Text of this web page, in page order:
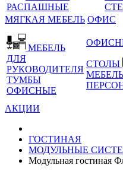
РАСПАШНЫЕ
МЯГКАЯ МЕБЕЛЬ ОФИС
МЕБЕЛЬ
ДЛЯ
РУКОВОДИТЕЛЯ
ТУМБЫ
ОФИСНЫЕ
СТОЛЫ
АКЦИИ
ГОСТИНАЯ
МОДУЛЬНЫЕ
Модульная гостиная